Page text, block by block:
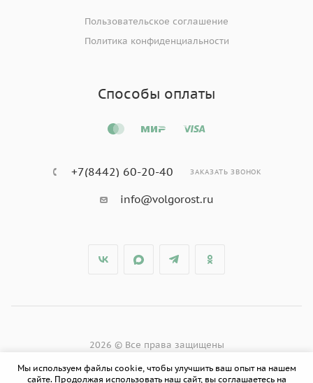
Пользовательское соглашение
Политика конфиденциальности
Способы оплаты
+7(8442) 60-20-40 ЗАКАЗАТЬ ЗВОНОК
info@volgorost.ru
2026 © Все права защищены
Мы используем файлы cookie, чтобы улучшить ваш опыт на нашем
сайте. Продолжая использовать наш сайт, вы соглашаетесь на